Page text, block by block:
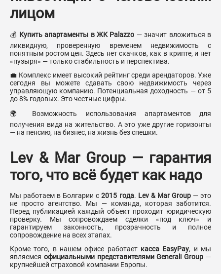
лицом
💰 Купить апартаменты в ЖК Palazzo — значит вложиться в
ликвидную, проверенную временем недвижимость с
понятным ростом цен. Здесь нет скачков, как в крипте, и нет
«пузыря» — только стабильность и перспектива.
💼 Комплекс имеет высокий рейтинг среди арендаторов. Уже
сегодня вы можете сдавать свою недвижимость через
управляющую компанию. Потенциальная доходность — от 5
до 8% годовых. Это честные цифры.
🌍 Возможность использования апартаментов для
получения вида на жительство. А это уже другие горизонты
— на пенсию, на бизнес, на жизнь без спешки.
Lev & Mar Group — гарантия
того, что всё будет как надо
Мы работаем в Болгарии с2015 года. Lev & Mar Group— это
не просто агентство. Мы — команда, которая заботится.
Перед публикацией каждый объект проходит юридическую
проверку. Мы сопровождаем сделки «под ключ» и
гарантируем законность, прозрачность и полное
сопровождение на всех этапах.
Кроме того, в нашем офисе работает касса EasyPay, и мы
являемся официальными представителями Generali Group —
крупнейшей страховой компании Европы.